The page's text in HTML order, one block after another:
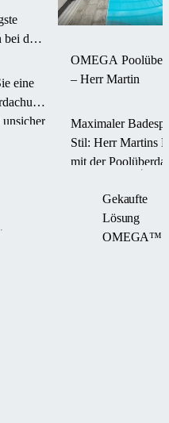
der
eine
und
OMEGA
– Herr Martin
Maximaler
Stil: Herr Martins
mit der
Gekaufte
Lösung
OMEGA™